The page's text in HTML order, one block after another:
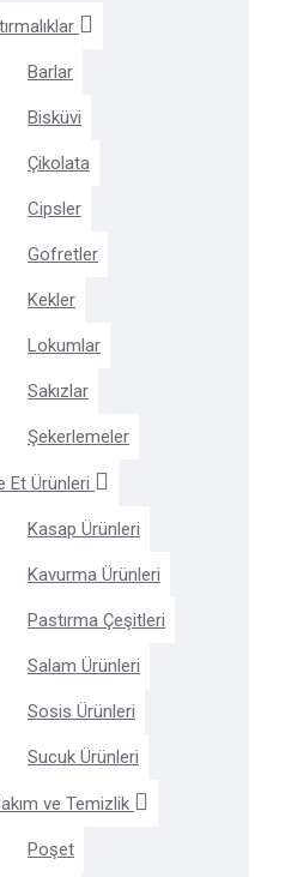
Barlar
Bisküvi
Çikolata
Cipsler
Gofretler
Kekler
Lokumlar
Sakızlar
Şekerlemeler
Et Ürünleri
Kasap Ürünleri
Kavurma Ürünleri
Pastırma Çeşitleri
Salam Ürünleri
Sosis Ürünleri
Sucuk Ürünleri
ve Temizlik
Poşet